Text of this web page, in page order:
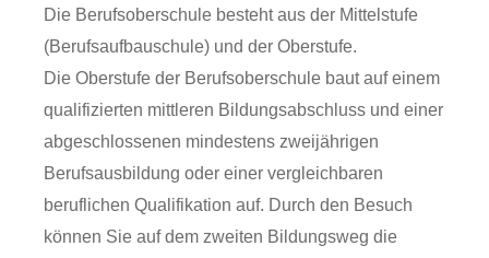
Die Berufsoberschule besteht aus der Mittelstufe
(Berufsaufbauschule) und der Oberstufe.
Die Oberstufe der Berufsoberschule baut auf einem
qualifizierten mittleren Bildungsabschluss und einer
abgeschlossenen mindestens zweijährigen
Berufsausbildung oder einer vergleichbaren
beruflichen Qualifikation auf. Durch den Besuch
können Sie auf dem zweiten Bildungsweg die